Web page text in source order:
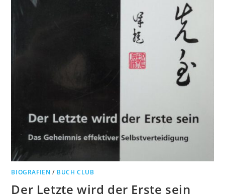
BIOGRAFIEN / BUCH CLUB
Der Letzte wird der Erste sein